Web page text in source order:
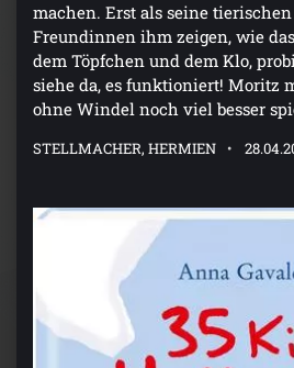
machen. Erst als seine
Freundinnen ihm zeigen, wie
dem Töpfchen und dem Klo,
siehe da, es funktioniert! Moritz
ohne Windel noch viel besser
STELLMACHER, HERMIEN